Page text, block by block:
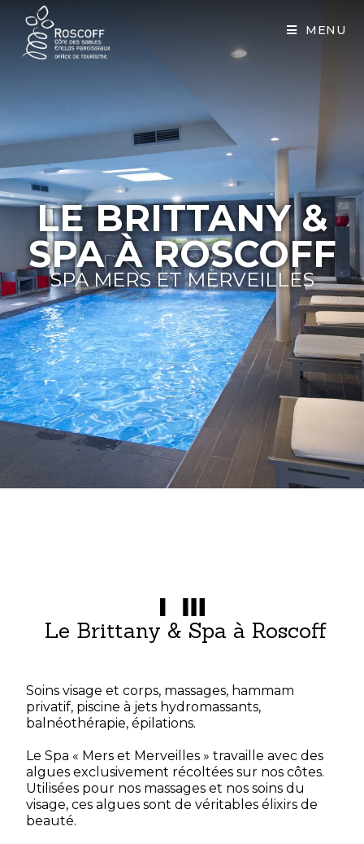
MENU
LE BRITTANY &
SPA À ROSCOFF​
SPA MERS ET MERVEILLES
Le Brittany & Spa à Roscoff
Soins visage et corps, massages, hammam
privatif, piscine à jets hydromassants,
balnéothérapie, épilations.
Le Spa « Mers et Merveilles » travaille avec des
algues exclusivement récoltées sur nos côtes.
Utilisées pour nos massages et nos soins du
visage, ces algues sont de véritables élixirs de
beauté.
Cookies management panel